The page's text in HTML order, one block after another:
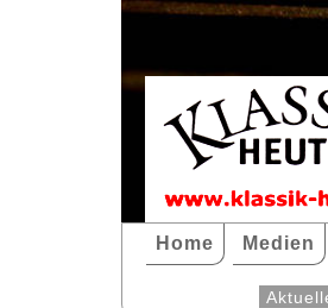
Home Medien